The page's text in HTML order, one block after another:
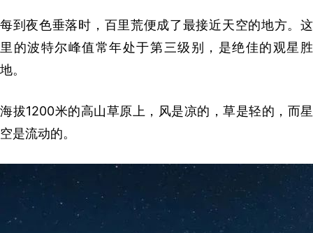
每到夜色垂落时，百里荒便成了最接近天空的地方。这
里的波特尔峰值常年处于第三级别，是绝佳的观星胜
地。
海拔1200米的高山草原上，风是凉的，草是轻的，而星
空是流动的。